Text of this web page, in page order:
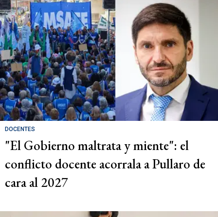
DOCENTES
"El Gobierno maltrata y miente": el
conflicto docente acorrala a Pullaro de
cara al 2027